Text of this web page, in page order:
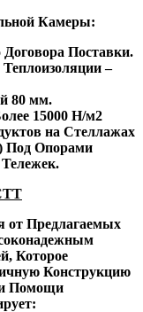
Камеры:
Поставки.
–
80 мм.
15000 Н/м2
на Стеллажах
Под Опорами
от Предлагаемых
Которое
Конструкцию
Помощи